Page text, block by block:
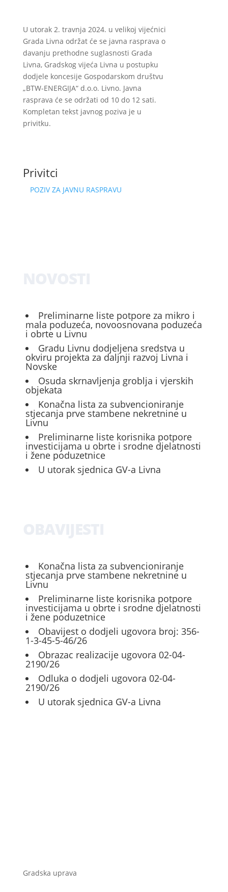
U utorak 2. travnja 2024. u velikoj vijećnici
Grada Livna održat će se javna rasprava o
davanju prethodne suglasnosti Grada
Livna, Gradskog vijeća Livna u postupku
dodjele koncesije Gospodarskom društvu
„BTW-ENERGIJA“ d.o.o. Livno. Javna
rasprava će se održati od 10 do 12 sati.
Kompletan tekst javnog poziva je u
privitku.
Privitci
POZIV ZA JAVNU RASPRAVU
Preliminarne liste potpore za mikro i
mala poduzeća, novoosnovana poduzeća
i obrte u Livnu
Gradu Livnu dodjeljena sredstva u
okviru projekta za daljnji razvoj Livna i
Novske
Osuda skrnavljenja groblja i vjerskih
objekata
Konačna lista za subvencioniranje
stjecanja prve stambene nekretnine u
Livnu
Preliminarne liste korisnika potpore
investicijama u obrte i srodne djelatnosti
i žene poduzetnice
U utorak sjednica GV-a Livna
Konačna lista za subvencioniranje
stjecanja prve stambene nekretnine u
Livnu
Preliminarne liste korisnika potpore
investicijama u obrte i srodne djelatnosti
i žene poduzetnice
Obavijest o dodjeli ugovora broj: 356-
1-3-45-5-46/26
Obrazac realizacije ugovora 02-04-
2190/26
Odluka o dodjeli ugovora 02-04-
2190/26
U utorak sjednica GV-a Livna
Gradska uprava